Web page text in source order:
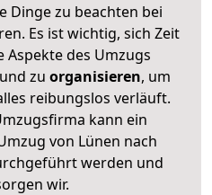
Dinge zu beachten bei
Es ist wichtig, sich Zeit
Aspekte des Umzugs
und zu organisieren, um
reibungslos verläuft.
kann ein
von Lünen nach
werden und
wir.